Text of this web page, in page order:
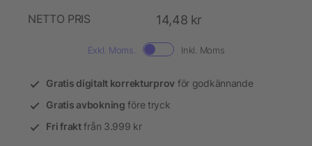
NETTO PRIS
14,48 kr
Exkl. Moms. Inkl. Moms
Gratis digitalt korrekturprov för godkännande
Gratis avbokning före tryck
Fri fraktfrån 3.999 kr